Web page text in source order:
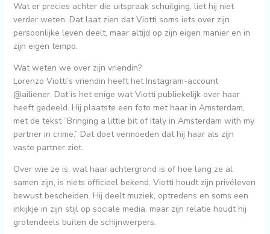
Wat er precies achter die uitspraak schuilging, liet hij niet
verder weten. Dat laat zien dat Viotti soms iets over zijn
persoonlijke leven deelt, maar altijd op zijn eigen manier en in
zijn eigen tempo.
Wat weten we over zijn vriendin?
Lorenzo Viotti’s vriendin heeft het Instagram-account
@ailiener. Dat is het enige wat Viotti publiekelijk over haar
heeft gedeeld. Hij plaatste een foto met haar in Amsterdam,
met de tekst “Bringing a little bit of Italy in Amsterdam with my
partner in crime.” Dat doet vermoeden dat hij haar als zijn
vaste partner ziet.
Over wie ze is, wat haar achtergrond is of hoe lang ze al
samen zijn, is niets officieel bekend. Viotti houdt zijn privéleven
bewust bescheiden. Hij deelt muziek, optredens en soms een
inkijkje in zijn stijl op sociale media, maar zijn relatie houdt hij
grotendeels buiten de schijnwerpers.